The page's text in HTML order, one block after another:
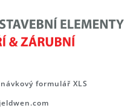
formulář XLS